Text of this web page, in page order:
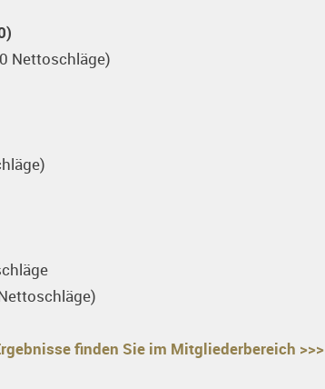
Nettoschläge)
finden Sie im Mitgliederbereich >>>